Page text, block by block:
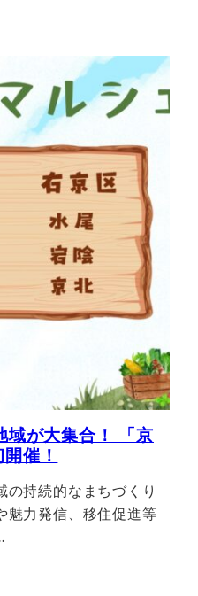
域が大集合！ 「京
催！
持続的なまちづくり
魅力発信、移住促進等